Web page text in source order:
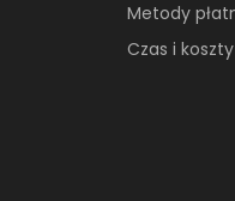
Metody
Czas i